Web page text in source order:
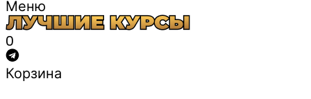
Меню
0
Корзина